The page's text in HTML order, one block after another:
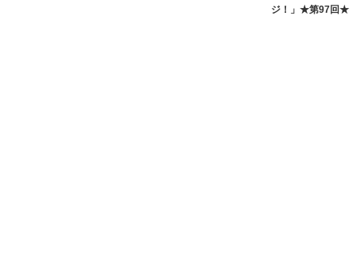
ジ！」★第97回★